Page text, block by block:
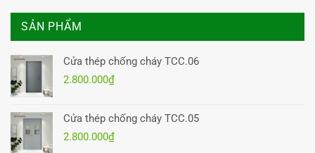
SẢN PHẨM
Cửa thép chống cháy TCC.06
2.800.000₫
Cửa thép chống cháy TCC.05
2.800.000₫